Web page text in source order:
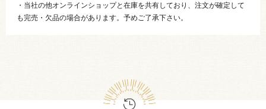
・当社の他オンラインショップと在庫を共有しており、注文が確定して
も完売・欠品の場合があります。予めご了承下さい。